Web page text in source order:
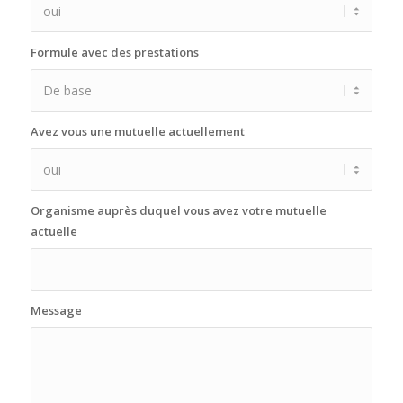
Formule avec des prestations
Avez vous une mutuelle actuellement
Organisme auprès duquel vous avez votre mutuelle
actuelle
Message